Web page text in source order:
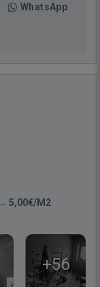
WhatsApp
5,00€/M2
+56